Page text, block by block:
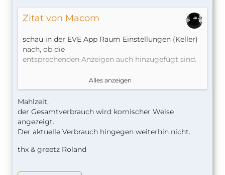
Zitat von Macom
schau in der EVE App Raum Einstellungen (Keller)
nach, ob die
entsprechenden Anzeigen auch hinzugefügt sind.
Alles anzeigen
Mahlzeit,
der Gesamtverbrauch wird komischer Weise
angezeigt.
Der aktuelle Verbrauch hingegen weiterhin nicht.
thx & greetz Roland